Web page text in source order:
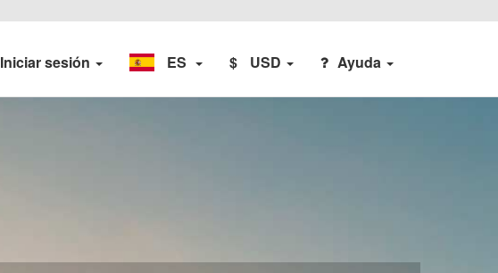
Iniciar sesión ES $ USD Ayuda